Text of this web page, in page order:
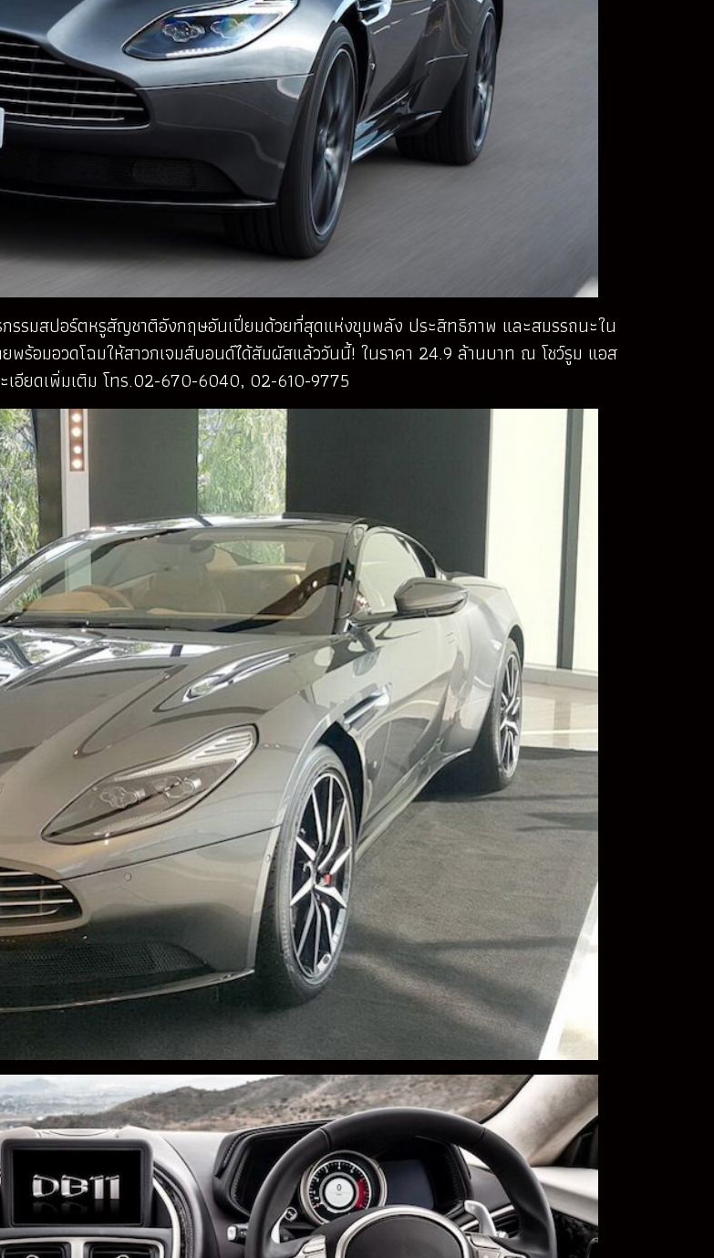
รรมสปอร์ตหรูสัญชาติอังกฤษอันเปี่ยมด้วยที่สุดแห่งขุมพลัง ประสิทธิภาพ และสมรรถนะใน
ร้อมอวดโฉมให้สาวกเจมส์บอนด์ได้สัมผัสแล้ววันนี้! ในราคา 24.9 ล้านบาท ณ โชว์รูม แอส
อียดเพิ่มเติม โทร.02-670-6040, 02-610-9775